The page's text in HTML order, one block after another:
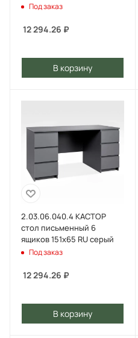
Под заказ
12 294.26 ₽
В корзину
2.03.06.040.4 КАСТОР
стол письменный 6
ящиков 151х65 RU серый
Под заказ
12 294.26 ₽
В корзину